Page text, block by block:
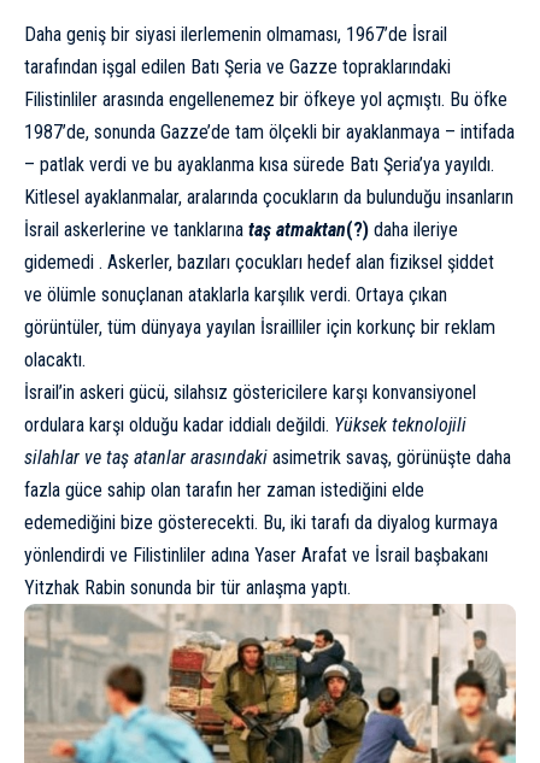
Daha geniş bir siyasi ilerlemenin olmaması, 1967’de İsrail
tarafından işgal edilen Batı Şeria ve Gazze topraklarındaki
Filistinliler arasında engellenemez bir öfkeye yol açmıştı. Bu öfke
1987’de, sonunda Gazze’de tam ölçekli bir ayaklanmaya – intifada
– patlak verdi ve bu ayaklanma kısa sürede Batı Şeria’ya yayıldı.
Kitlesel ayaklanmalar, aralarında çocukların da bulunduğu insanların
İsrail askerlerine ve tanklarına taş atmaktan(?) daha ileriye
gidemedi . Askerler, bazıları çocukları hedef alan fiziksel şiddet
ve ölümle sonuçlanan ataklarla karşılık verdi. Ortaya çıkan
görüntüler, tüm dünyaya yayılan İsrailliler için korkunç bir reklam
olacaktı.
İsrail’in askeri gücü, silahsız göstericilere karşı konvansiyonel
ordulara karşı olduğu kadar iddialı değildi. Yüksek teknolojili
silahlar ve taş atanlar arasındaki asimetrik savaş, görünüşte daha
fazla güce sahip olan tarafın her zaman istediğini elde
edemediğini bize gösterecekti. Bu, iki tarafı da diyalog kurmaya
yönlendirdi ve Filistinliler adına Yaser Arafat ve İsrail başbakanı
Yitzhak Rabin sonunda bir tür anlaşma yaptı.